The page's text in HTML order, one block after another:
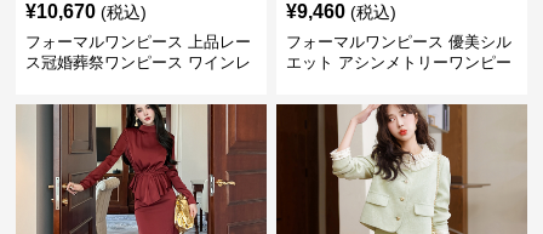
¥10,670 (税込)
フォーマルワンピース 上品レー
ス冠婚葬祭ワンピース ワインレ
¥9,460 (税込)
フォーマルワンピース 優美シル
エット アシンメトリーワンピー